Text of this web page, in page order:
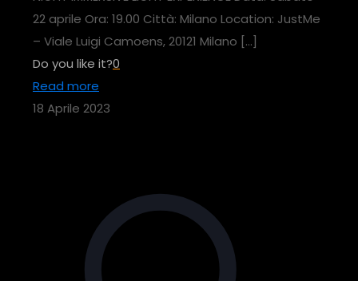
22 aprile Ora: 19.00 Città: Milano Location: JustMe
– Viale Luigi Camoens, 20121 Milano […]
Do you like it?0
Read more
18 Aprile 2023